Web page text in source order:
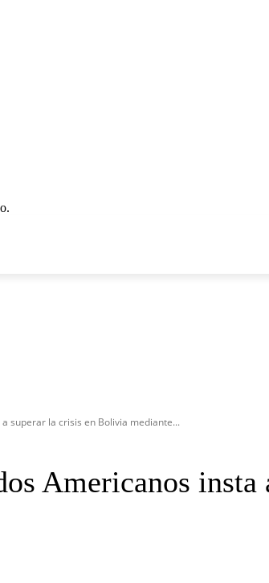
superar la crisis en Bolivia mediante...
Americanos